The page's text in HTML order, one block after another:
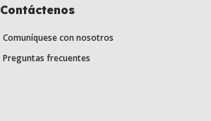
Contáctenos
Comuníquese con nosotros
Preguntas frecuentes